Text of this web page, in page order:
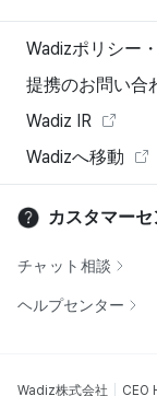
Wadizポリシー
提携のお問い合
Wadiz IR
Wadizへ移動
カスタマー
チャット相談
ヘルプセンター
Wadiz株式会社 CEO